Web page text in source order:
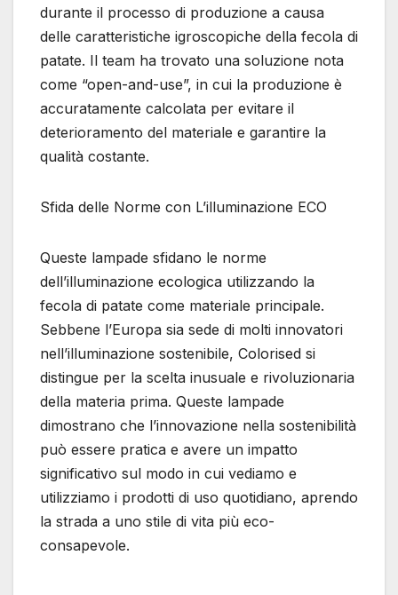
durante il processo di produzione a causa
delle caratteristiche igroscopiche della fecola di
patate. Il team ha trovato una soluzione nota
come “open-and-use”, in cui la produzione è
accuratamente calcolata per evitare il
deterioramento del materiale e garantire la
qualità costante.
Sfida delle Norme con L’illuminazione ECO
Queste lampade sfidano le norme
dell’illuminazione ecologica utilizzando la
fecola di patate come materiale principale.
Sebbene l’Europa sia sede di molti innovatori
nell’illuminazione sostenibile, Colorised si
distingue per la scelta inusuale e rivoluzionaria
della materia prima. Queste lampade
dimostrano che l’innovazione nella sostenibilità
può essere pratica e avere un impatto
significativo sul modo in cui vediamo e
utilizziamo i prodotti di uso quotidiano, aprendo
la strada a uno stile di vita più eco-
consapevole.